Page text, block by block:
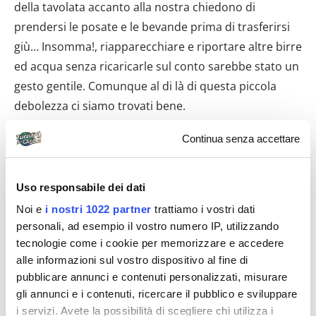
Continua senza accettare
Uso responsabile dei dati
Noi e i nostri 1022 partner trattiamo i vostri dati
personali, ad esempio il vostro numero IP, utilizzando
tecnologie come i cookie per memorizzare e accedere
alle informazioni sul vostro dispositivo al fine di
pubblicare annunci e contenuti personalizzati, misurare
gli annunci e i contenuti, ricercare il pubblico e sviluppare
i servizi. Avete la possibilità di scegliere chi utilizza i
della tavolata accanto alla nostra chiedono di
prendersi le posate e le bevande prima di trasferirsi
giù… Insomma!, riapparecchiare e riportare altre birre
ed acqua senza ricaricarle sul conto sarebbe stato un
gesto gentile. Comunque al di là di questa piccola
debolezza ci siamo trovati bene.
9° giorno Napoli – autostrada rientro Sbarcati a
Napoli alle 8 di domenica mattina, grazie al traghetto
la città semivuota, silenziosa, al risveglio, luce
bellissima e irreale, parcheggio facile. Ci siam rivisti
qualcosa persa il giorno prima, caffè e sfogliatella da
Scaturchio a Spaccanapoli, poi via verso Mergellina,
quindi su per via Petrarca, poi rientriamo da Posillipo
verso la città e via in autostrada. L’uscita dal centro